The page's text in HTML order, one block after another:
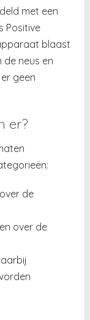
met een
Positive
blaast
de neus en
geen
er?
de
over de